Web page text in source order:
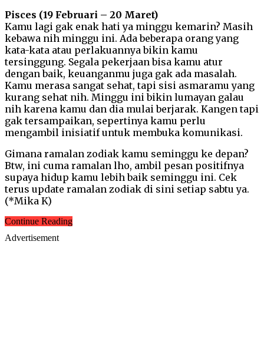
Pisces (19 Februari – 20 Maret)
Kamu lagi gak enak hati ya minggu kemarin? Masih
kebawa nih minggu ini. Ada beberapa orang yang
kata-kata atau perlakuannya bikin kamu
tersinggung. Segala pekerjaan bisa kamu atur
dengan baik, keuanganmu juga gak ada masalah.
Kamu merasa sangat sehat, tapi sisi asmaramu yang
kurang sehat nih. Minggu ini bikin lumayan galau
nih karena kamu dan dia mulai berjarak. Kangen tapi
gak tersampaikan, sepertinya kamu perlu
mengambil inisiatif untuk membuka komunikasi.
Gimana ramalan zodiak kamu seminggu ke depan?
Btw, ini cuma ramalan lho, ambil pesan positifnya
supaya hidup kamu lebih baik seminggu ini. Cek
terus update ramalan zodiak di sini setiap sabtu ya.
(*Mika K)
Continue Reading
Advertisement